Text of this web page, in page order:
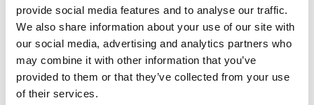
provide social media features and to analyse our traffic.
We also share information about your use of our site with
our social media, advertising and analytics partners who
may combine it with other information that you’ve
provided to them or that they’ve collected from your use
of their services.
Multimediale
IA generativa e prompting: tecniche e